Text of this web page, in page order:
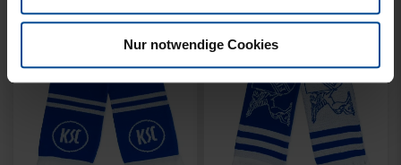
Nur notwendige Cookies